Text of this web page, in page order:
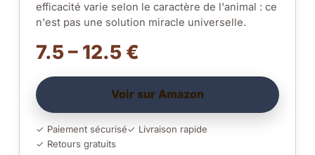
efficacité varie selon le caractère de l'animal : ce
n'est pas une solution miracle universelle.
7.5 – 12.5 €
Voir sur Amazon
✓ Paiement sécurisé✓ Livraison rapide
✓ Retours gratuits